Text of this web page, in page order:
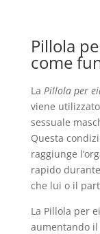
Pillola
come
La Pillola per
viene
sessuale
Questa
raggiunge
rapido
che lui o il
La Pillola per
aumentando